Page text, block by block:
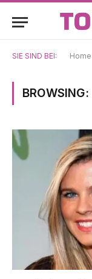
SIE SIND BEI: Home
BROWSING: